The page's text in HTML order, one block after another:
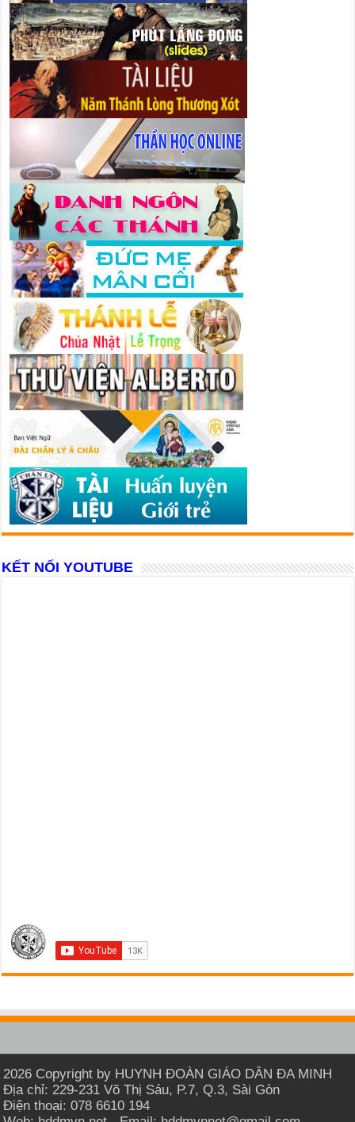
KẾT NỐI YOUTUBE
2026 Copyright by HUYNH ĐOÀN GIÁO DÂN ĐA MINH
Địa chỉ: 229-231 Võ Thị Sáu, P.7, Q.3, Sài Gòn
Điện thoại: 078 6610 194